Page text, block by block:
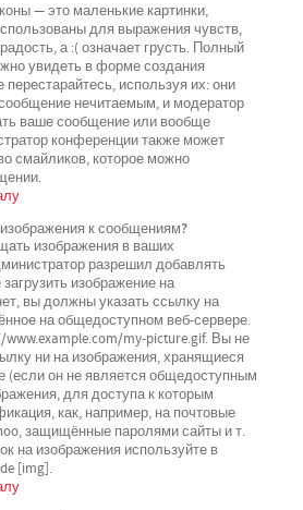
— это маленькие картинки,
для выражения чувств,
а :( означает грусть. Полный
увидеть в форме создания
используя их: они
нечитаемым, и модератор
ваше сообщение или вообще
конференции также может
смайликов, которое можно
к сообщениям?
изображения в ваших
разрешил добавлять
изображение на
вы должны указать ссылку на
на общедоступном веб-сервере.
my-picture.gif. Вы не
ни на изображения, хранящиеся
(если он не является общедоступным
для доступа к которым
как, например, на почтовые
защищённые паролями сайты и т.
на изображения используйте в
[img].